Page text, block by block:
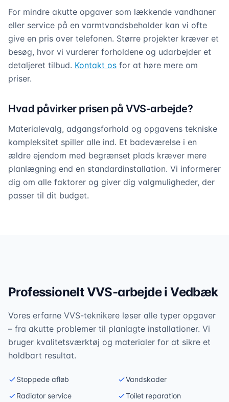
For mindre akutte opgaver som lækkende vandhaner
eller service på en varmtvandsbeholder kan vi ofte
give en pris over telefonen. Større projekter kræver et
besøg, hvor vi vurderer forholdene og udarbejder et
detaljeret tilbud. Kontakt os for at høre mere om
priser.
Hvad påvirker prisen på VVS-arbejde?
Materialevalg, adgangsforhold og opgavens tekniske
kompleksitet spiller alle ind. Et badeværelse i en
ældre ejendom med begrænset plads kræver mere
planlægning end en standardinstallation. Vi informerer
dig om alle faktorer og giver dig valgmuligheder, der
passer til dit budget.
Professionelt VVS-arbejde iVedbæk
Vores erfarne VVS-teknikere løser alle typer opgaver
– fra akutte problemer til planlagte installationer. Vi
bruger kvalitetsværktøj og materialer for at sikre et
holdbart resultat.
Stoppede afløb
Vandskader
Radiator service
Toilet reparation